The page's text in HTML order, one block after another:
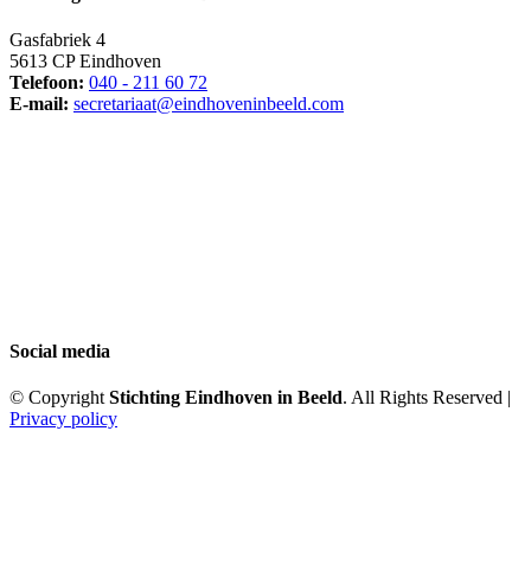
Gasfabriek 4
5613 CP Eindhoven
Telefoon: 040 - 211 60 72
E-mail: secretariaat@eindhoveninbeeld.com
Social media
© CopyrightStichting Eindhoven in Beeld. All Rights Reserved |
Privacy policy